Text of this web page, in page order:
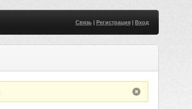
Связь| Регистрация| Вход